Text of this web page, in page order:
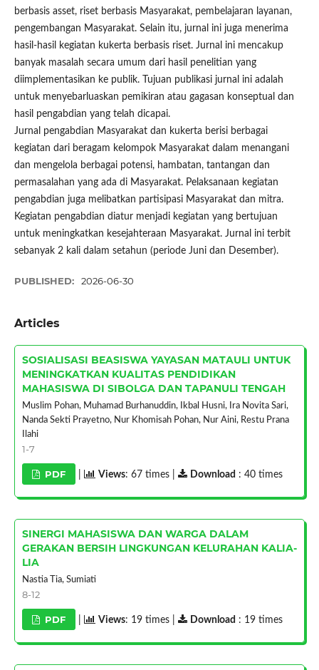
berbasis asset, riset berbasis Masyarakat, pembelajaran layanan,
pengembangan Masyarakat. Selain itu, jurnal ini juga menerima
hasil-hasil kegiatan kukerta berbasis riset. Jurnal ini mencakup
banyak masalah secara umum dari hasil penelitian yang
diimplementasikan ke publik. Tujuan publikasi jurnal ini adalah
untuk menyebarluaskan pemikiran atau gagasan konseptual dan
hasil pengabdian yang telah dicapai.
Jurnal pengabdian Masyarakat dan kukerta berisi berbagai
kegiatan dari beragam kelompok Masyarakat dalam menangani
dan mengelola berbagai potensi, hambatan, tantangan dan
permasalahan yang ada di Masyarakat. Pelaksanaan kegiatan
pengabdian juga melibatkan partisipasi Masyarakat dan mitra.
Kegiatan pengabdian diatur menjadi kegiatan yang bertujuan
untuk meningkatkan kesejahteraan Masyarakat. Jurnal ini terbit
sebanyak 2 kali dalam setahun (periode Juni dan Desember).
PUBLISHED: 2026-06-30
Articles
SOSIALISASI BEASISWA YAYASAN MATAULI UNTUK
MENINGKATKAN KUALITAS PENDIDIKAN
MAHASISWA DI SIBOLGA DAN TAPANULI TENGAH
Muslim Pohan, Muhamad Burhanuddin, Ikbal Husni, Ira Novita Sari,
Nanda Sekti Prayetno, Nur Khomisah Pohan, Nur Aini, Restu Prana
Ilahi
1-7
PDF Views: 67 times | Download : 40 times
SINERGI MAHASISWA DAN WARGA DALAM
GERAKAN BERSIH LINGKUNGAN KELURAHAN KALIA-
LIA
Nastia Tia, Sumiati
8-12
PDF Views: 19 times | Download : 19 times